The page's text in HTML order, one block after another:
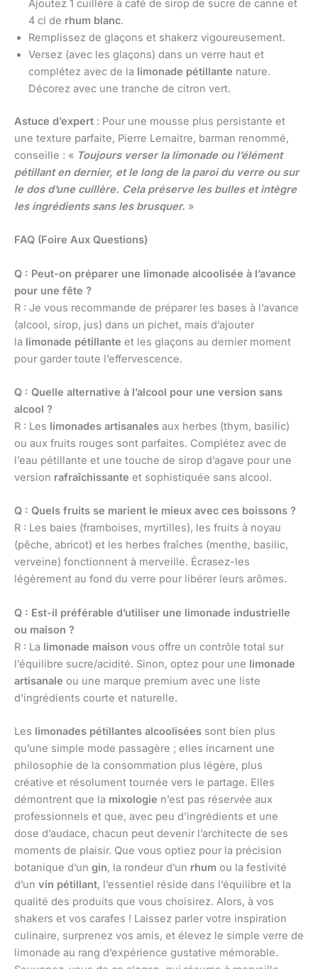
Ajoutez 1 cuillère à café de sirop de sucre de canne et
4 cl de rhum blanc.
Remplissez de glaçons et shakerz vigoureusement.
Versez (avec les glaçons) dans un verre haut et
complétez avec de la limonade pétillante nature.
Décorez avec une tranche de citron vert.
Astuce d’expert : Pour une mousse plus persistante et
une texture parfaite, Pierre Lemaitre, barman renommé,
conseille : « Toujours verser la limonade ou l’élément
pétillant en dernier, et le long de la paroi du verre ou sur
le dos d’une cuillère. Cela préserve les bulles et intègre
les ingrédients sans les brusquer. »
FAQ (Foire Aux Questions)
Q : Peut-on préparer une limonade alcoolisée à l’avance
pour une fête ?
R : Je vous recommande de préparer les bases à l’avance
(alcool, sirop, jus) dans un pichet, mais d’ajouter
la limonade pétillante et les glaçons au dernier moment
pour garder toute l’effervescence.
Q : Quelle alternative à l’alcool pour une version sans
alcool ?
R : Les limonades artisanales aux herbes (thym, basilic)
ou aux fruits rouges sont parfaites. Complétez avec de
l’eau pétillante et une touche de sirop d’agave pour une
version rafraîchissante et sophistiquée sans alcool.
Q : Quels fruits se marient le mieux avec ces boissons ?
R : Les baies (framboises, myrtilles), les fruits à noyau
(pêche, abricot) et les herbes fraîches (menthe, basilic,
verveine) fonctionnent à merveille. Écrasez-les
légèrement au fond du verre pour libérer leurs arômes.
Q : Est-il préférable d’utiliser une limonade industrielle
ou maison ?
R : La limonade maison vous offre un contrôle total sur
l’équilibre sucre/acidité. Sinon, optez pour une limonade
artisanale ou une marque premium avec une liste
d’ingrédients courte et naturelle.
Les limonades pétillantes alcoolisées sont bien plus
qu’une simple mode passagère ; elles incarnent une
philosophie de la consommation plus légère, plus
créative et résolument tournée vers le partage. Elles
démontrent que la mixologie n’est pas réservée aux
professionnels et que, avec peu d’ingrédients et une
dose d’audace, chacun peut devenir l’architecte de ses
moments de plaisir. Que vous optiez pour la précision
botanique d’un gin, la rondeur d’un rhum ou la festivité
d’un vin pétillant, l’essentiel réside dans l’équilibre et la
qualité des produits que vous choisirez. Alors, à vos
shakers et vos carafes ! Laissez parler votre inspiration
culinaire, surprenez vos amis, et élevez le simple verre de
limonade au rang d’expérience gustative mémorable.